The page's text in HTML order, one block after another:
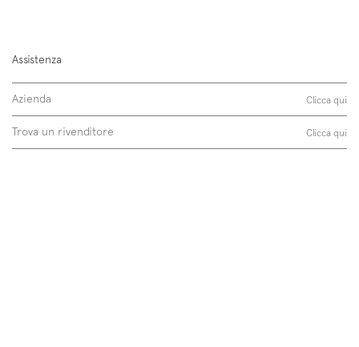
Assistenza
Azienda Clicca qui
Trova un rivenditore Clicca qui